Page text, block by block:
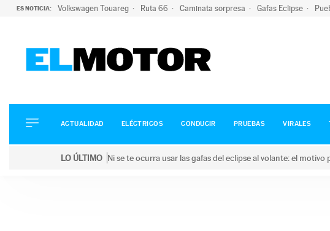
ES NOTICIA: Volkswagen Touareg Ruta 66 Caminata sorpresa Gafas Eclipse
ELÉCTRICOS
CONDUCIR
ACTUALIDAD ELÉCTRICOS CONDUCIR PRUEBAS VIRALES
LO ÚLTIMO Ni se te ocurra usar las gafas del eclipse al volante: el